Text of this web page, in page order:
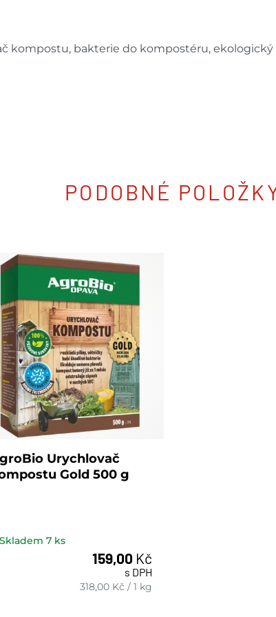
kompostu, bakterie do kompostéru,
PODOBNÉ
Urychlovač
Gold 500 g
7ks
159,00 Kč
s DPH
318,00 Kč / 1 kg